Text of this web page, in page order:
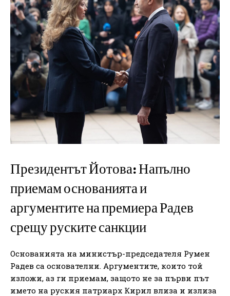
Президентът Йотова: Напълно
приемам основанията и
аргументите на премиера Радев
срещу руските санкции
Основанията на министър-председателя Румен
Радев са основателни. Аргументите, които той
изложи, аз ги приемам, защото не за първи път
името на руския патриарх Кирил влиза и излиза